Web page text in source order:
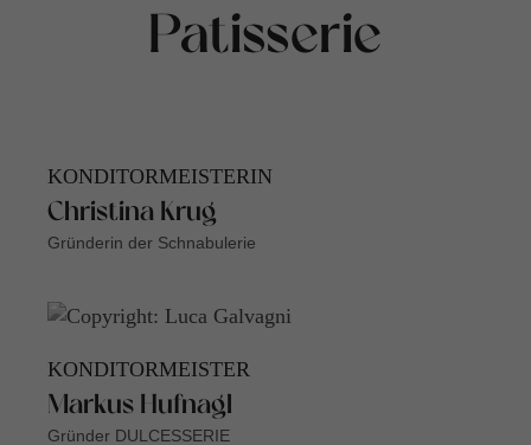
Patisserie
KONDITORMEISTERIN
Christina Krug
Gründerin der Schnabulerie
KONDITORMEISTER
Markus Hufnagl
Gründer DULCESSERIE